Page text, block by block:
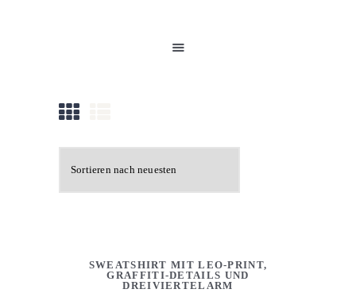
ÜBER UNS
KONTAKT
DETAILS ANFRAGE HINZUFÜGEN
SWEATSHIRT MIT LEO-PRINT,
GRAFFITI-DETAILS UND
DREIVIERTELARM